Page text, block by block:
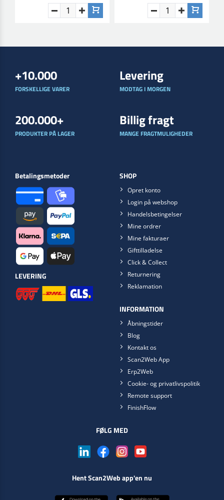
+10.000
FORSKELLIGE VARER
Levering
MODTAG I MORGEN
200.000+
PRODUKTER PÅ LAGER
Billig fragt
MANGE FRAGTMULIGHEDER
Betalingsmetoder
LEVERING
SHOP
Opret konto
Login på webshop
Handelsbetingelser
Mine ordrer
Mine fakturaer
Gifttilladelse
Click & Collect
Returnering
Reklamation
INFORMATION
Åbningstider
Blog
Kontakt os
Scan2Web App
Erp2Web
Cookie- og privatlivspolitik
Remote support
FinishFlow
FØLG MED
Hent Scan2Web app'en nu